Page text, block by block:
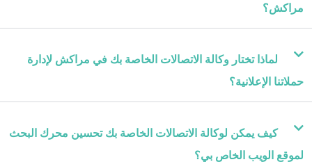
مراكش؟
لماذا تختار وكالة الاتصالات الخاصة بك في مراكش لإدارة
حملاتنا الإعلانية؟
كيف يمكن لوكالة الاتصالات الخاصة بك تحسين محرك البحث